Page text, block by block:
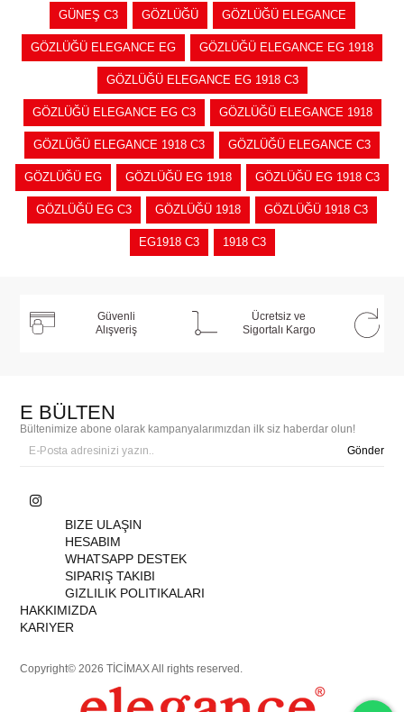
GÜNEŞ C3 GÖZLÜĞÜ GÖZLÜĞÜ ELEGANCE
GÖZLÜĞÜ ELEGANCE EG GÖZLÜĞÜ ELEGANCE EG 1918
GÖZLÜĞÜ ELEGANCE EG 1918 C3
GÖZLÜĞÜ ELEGANCE EG C3 GÖZLÜĞÜ ELEGANCE 1918
GÖZLÜĞÜ ELEGANCE 1918 C3 GÖZLÜĞÜ ELEGANCE C3
GÖZLÜĞÜ EG GÖZLÜĞÜ EG 1918 GÖZLÜĞÜ EG 1918 C3
GÖZLÜĞÜ EG C3 GÖZLÜĞÜ 1918 GÖZLÜĞÜ 1918 C3
EG1918 C3 1918 C3
Güvenli
Alışveriş
Ücretsiz ve
Sigortalı Kargo
E BÜLTEN
Bültenimize abone olarak kampanyalarımızdan ilk siz haberdar olun!
Gönder
BIZE ULAŞIN
HESABIM
WHATSAPP DESTEK
SIPARIŞ TAKIBI
GIZLILIK POLITIKALARI
HAKKIMIZDA
KARIYER
Copyright© 2026 TİCİMAX All rights reserved.